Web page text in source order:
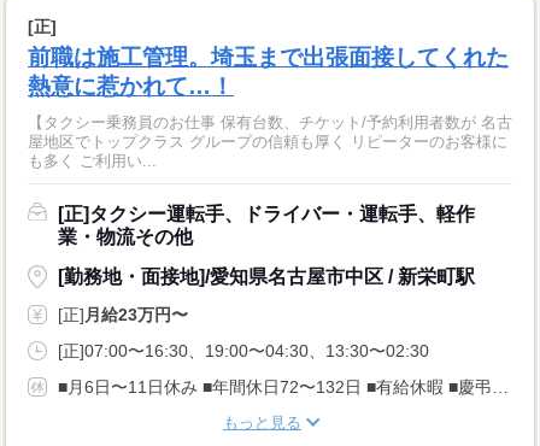
[正]
前職は施工管理。埼玉まで出張面接してくれた
熱意に惹かれて…！
【タクシー乗務員のお仕事 保有台数、チケット/予約利用者数が 名古
屋地区でトップクラス グループの信頼も厚く リピーターのお客様に
も多く ご利用い...
[正]タクシー運転手、ドライバー・運転手、軽作
業・物流その他
[勤務地・面接地]/愛知県名古屋市中区 / 新栄町駅
[正] 月給23万円〜
[正]07:00〜16:30、19:00〜04:30、13:30〜02:30
もっと見る